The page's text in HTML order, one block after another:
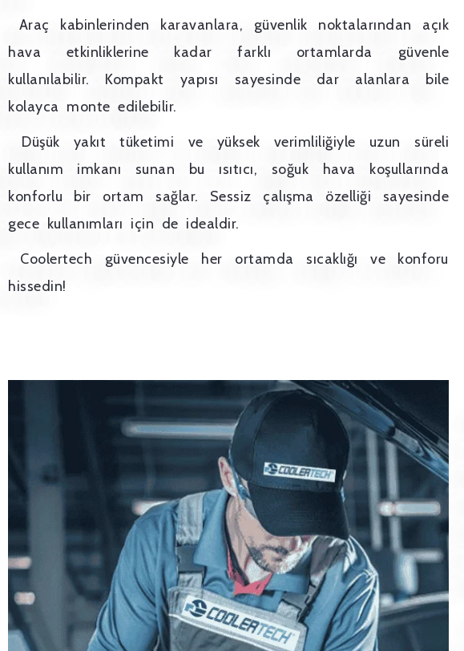
Araç kabinlerinden karavanlara, güvenlik noktalarından açık
hava etkinliklerine kadar farklı ortamlarda güvenle
kullanılabilir. Kompakt yapısı sayesinde dar alanlara bile
kolayca monte edilebilir.
Düşük yakıt tüketimi ve yüksek verimliliğiyle uzun süreli
kullanım imkanı sunan bu ısıtıcı, soğuk hava koşullarında
konforlu bir ortam sağlar. Sessiz çalışma özelliği sayesinde
gece kullanımları için de idealdir.
Coolertech güvencesiyle her ortamda sıcaklığı ve konforu
hissedin!